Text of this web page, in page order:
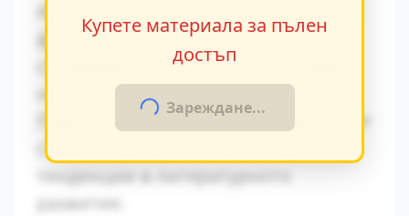
факти в художествения разказ,
създавайки автентична атмосфера
на епохата.
Паралелите с други произведения от
същия период показват общите
развитие.
Купете материала за пълен
достъп
Зареждане...